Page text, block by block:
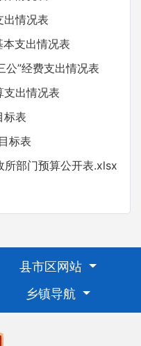
情况表
支出情况表
”经费支出情况表
出情况表
表
标表
部门预算公开表.xlsx
县市区网站
乡镇导航